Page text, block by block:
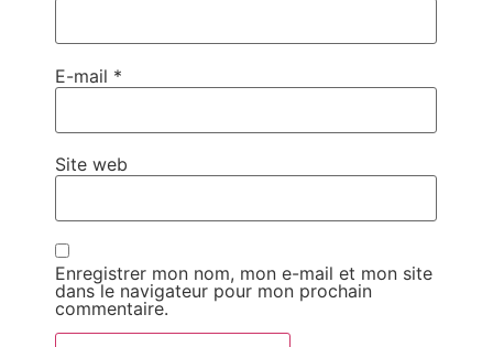
E-mail *
Site web
Enregistrer mon nom, mon e-mail et mon site
dans le navigateur pour mon prochain
commentaire.